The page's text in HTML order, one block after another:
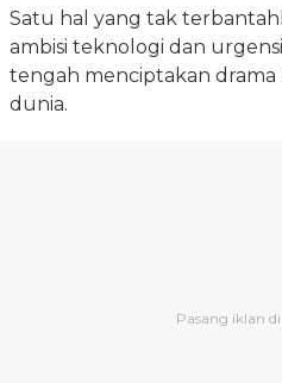
Satu hal yang tak
ambisi teknologi dan
tengah menciptakan drama
dunia.